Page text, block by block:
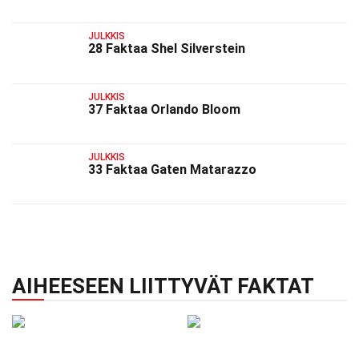
JULKKIS
28 Faktaa Shel Silverstein
JULKKIS
37 Faktaa Orlando Bloom
JULKKIS
33 Faktaa Gaten Matarazzo
AIHEESEEN LIITTYVÄT FAKTAT